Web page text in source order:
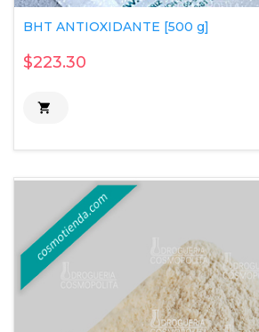
BHT ANTIOXIDANTE [500 g]
$223.30
